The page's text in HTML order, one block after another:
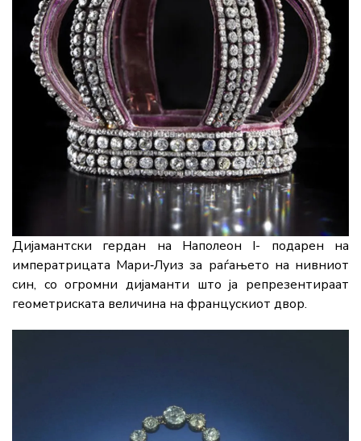
Дијамантски гердан на Наполеон I- подарен на
императрицата Мари‑Луиз за раѓањето на нивниот
син, со огромни дијаманти што ја репрезентираат
геометриската величина на францускиот двор.